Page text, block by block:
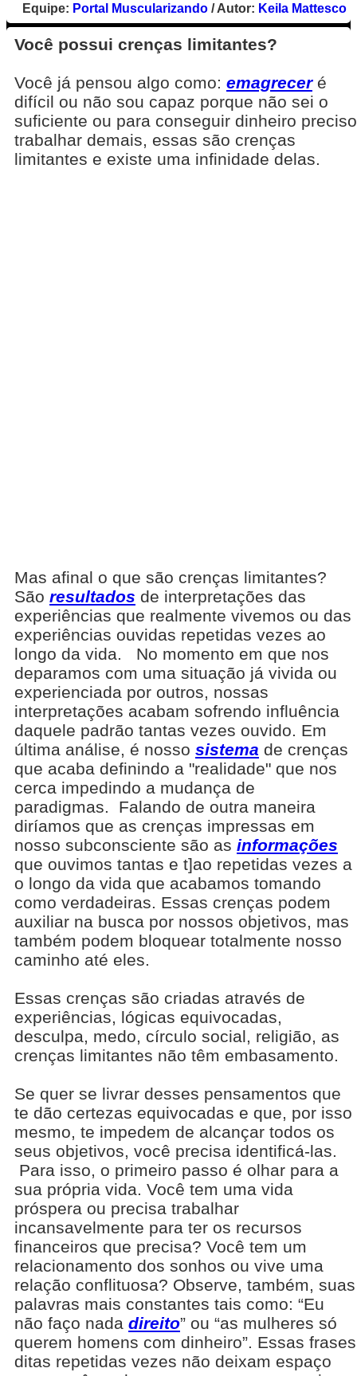
Equipe: Portal Muscularizando / Autor: Keila Mattesco
Você possui crenças limitantes?
Você já pensou algo como: emagreceré
difícil ou não sou capaz porque não sei o
suficiente ou para conseguir dinheiro preciso
trabalhar demais, essas são crenças
limitantes e existe uma infinidade delas.
Mas afinal o que são crenças limitantes?
São resultados de interpretações das
experiências que realmente vivemos ou das
experiências ouvidas repetidas vezes ao
longo da vida. No momento em que nos
deparamos com uma situação já vivida ou
experienciada por outros, nossas
interpretações acabam sofrendo influência
daquele padrão tantas vezes ouvido. Em
última análise, é nosso sistema de crenças
que acaba definindo a "realidade" que nos
cerca impedindo a mudança de
paradigmas. Falando de outra maneira
diríamos que as crenças impressas em
nosso subconsciente são as informações
que ouvimos tantas e t]ao repetidas vezes a
o longo da vida que acabamos tomando
como verdadeiras. Essas crenças podem
auxiliar na busca por nossos objetivos, mas
também podem bloquear totalmente nosso
caminho até eles.
Essas crenças são criadas através de
experiências, lógicas equivocadas,
desculpa, medo, círculo social, religião, as
crenças limitantes não têm embasamento.
Se quer se livrar desses pensamentos que
te dão certezas equivocadas e que, por isso
mesmo, te impedem de alcançar todos os
seus objetivos, você precisa identificá-las.
Para isso, o primeiro passo é olhar para a
sua própria vida. Você tem uma vida
próspera ou precisa trabalhar
incansavelmente para ter os recursos
financeiros que precisa? Você tem um
relacionamento dos sonhos ou vive uma
relação conflituosa? Observe, também, suas
palavras mais constantes tais como: “Eu
não faço nada direito” ou “as mulheres só
querem homens com dinheiro”. Essas frases
ditas repetidas vezes não deixam espaço